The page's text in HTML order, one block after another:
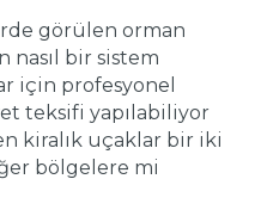
görülen orman
nasıl bir sistem
için profesyonel
teksifi yapılabiliyor
kiralık uçaklar bir iki
bölgelere mi